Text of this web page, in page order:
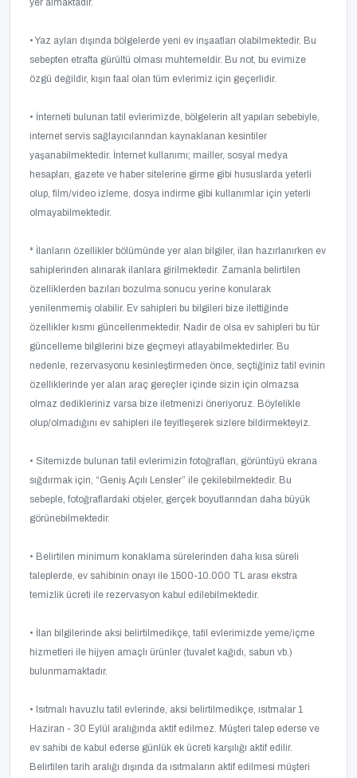
yer almaktadır.
• Yaz ayları dışında bölgelerde yeni ev inşaatları olabilmektedir. Bu
sebepten etrafta gürültü olması muhtemeldir. Bu not, bu evimize
özgü değildir, kışın faal olan tüm evlerimiz için geçerlidir.
• İnterneti bulunan tatil evlerimizde, bölgelerin alt yapıları sebebiyle,
internet servis sağlayıcılarından kaynaklanan kesintiler
yaşanabilmektedir. İnternet kullanımı; mailler, sosyal medya
hesapları, gazete ve haber sitelerine girme gibi hususlarda yeterli
olup, film/video izleme, dosya indirme gibi kullanımlar için yeterli
olmayabilmektedir.
* İlanların özellikler bölümünde yer alan bilgiler, ilan hazırlanırken ev
sahiplerinden alınarak ilanlara girilmektedir. Zamanla belirtilen
özelliklerden bazıları bozulma sonucu yerine konularak
yenilenmemiş olabilir. Ev sahipleri bu bilgileri bize ilettiğinde
özellikler kısmı güncellenmektedir. Nadir de olsa ev sahipleri bu tür
güncelleme bilgilerini bize geçmeyi atlayabilmektedirler. Bu
nedenle, rezervasyonu kesinleştirmeden önce, seçtiğiniz tatil evinin
özelliklerinde yer alan araç gereçler içinde sizin için olmazsa
olmaz dedikleriniz varsa bize iletmenizi öneriyoruz. Böylelikle
olup/olmadığını ev sahipleri ile teyitleşerek sizlere bildirmekteyiz.
• Sitemizde bulunan tatil evlerimizin fotoğrafları, görüntüyü ekrana
sığdırmak için, “Geniş Açılı Lensler” ile çekilebilmektedir. Bu
sebeple, fotoğraflardaki objeler, gerçek boyutlarından daha büyük
görünebilmektedir.
• Belirtilen minimum konaklama sürelerinden daha kısa süreli
taleplerde, ev sahibinin onayı ile 1500-10.000 TL arası ekstra
temizlik ücreti ile rezervasyon kabul edilebilmektedir.
• İlan bilgilerinde aksi belirtilmedikçe, tatil evlerimizde yeme/içme
hizmetleri ile hijyen amaçlı ürünler (tuvalet kağıdı, sabun vb.)
bulunmamaktadır.
• Isıtmalı havuzlu tatil evlerinde, aksi belirtilmedikçe, ısıtmalar 1
Haziran - 30 Eylül aralığında aktif edilmez. Müşteri talep ederse ve
ev sahibi de kabul ederse günlük ek ücreti karşılığı aktif edilir.
Belirtilen tarih aralığı dışında da ısıtmaların aktif edilmesi müşteri